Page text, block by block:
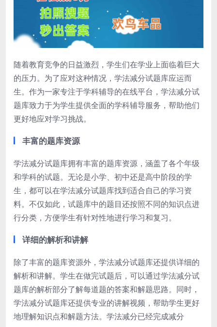
随着教育竞争的日益激烈，学生们在学业上面临着巨大
的压力。为了应对这种情况，学法减分试题库应运而
生。作为一家专注于学科辅导的在线平台，学法减分试
题库致力于为学生提供全面的学科辅导服务，帮助他们
更好地应对学习挑战。
丰富的题库资源
学法减分试题库拥有丰富的题库资源，涵盖了各个年级
和学科的试题。无论是小学、初中还是高中阶段的学
生，都可以在学法减分试题库找到适合自己的学习资
料。不仅如此，试题库中的题目还按照不同的知识点进
行分类，方便学生有针对性地进行学习和复习。
详细的解析和讲解
除了丰富的题库资源外，学法减分试题库还提供详细的
解析和讲解。学生在做完试题后，可以通过学法减分试
题库的解析部分了解每道题的答案和解题思路。同时，
学法减分试题库还提供专业的讲解视频，帮助学生更好
地理解知识点和解题方法。学法减分已经完成减分